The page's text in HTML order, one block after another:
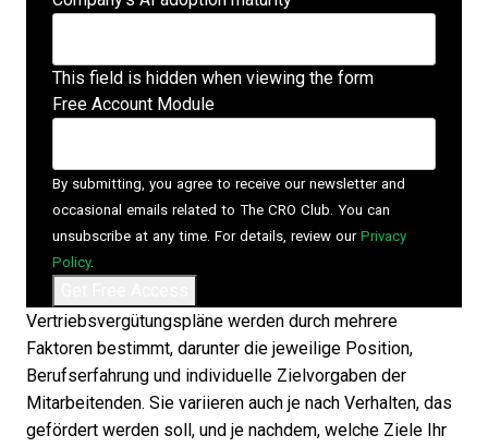
This field is hidden when viewing the form
Free Account Module
By submitting, you agree to receive our newsletter and
occasional emails related to The CRO Club. You can
unsubscribe at any time. For details, review our Privacy
Policy.
Vertriebsvergütungspläne werden durch mehrere
Faktoren bestimmt, darunter die jeweilige Position,
Berufserfahrung und individuelle Zielvorgaben der
Mitarbeitenden. Sie variieren auch je nach Verhalten, das
gefördert werden soll, und je nachdem, welche Ziele Ihr